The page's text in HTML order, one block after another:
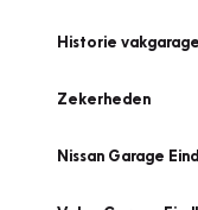
Historie vakgarage
Zekerheden
Nissan Garage